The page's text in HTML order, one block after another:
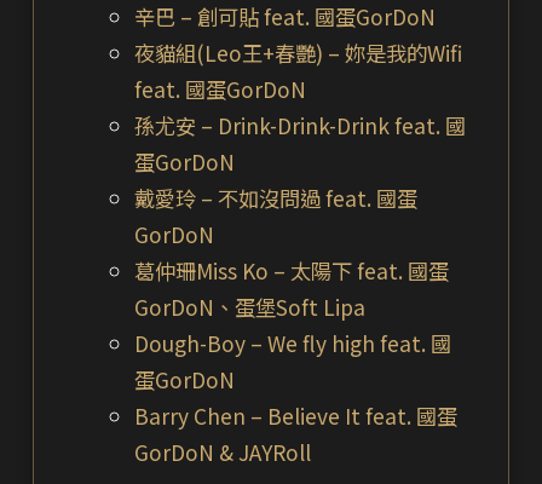
辛巴 – 創可貼 feat. 國蛋GorDoN
夜貓組(Leo王+春艷) – 妳是我的Wifi
feat. 國蛋GorDoN
孫尤安 – Drink-Drink-Drink feat. 國
蛋GorDoN
戴愛玲 – 不如沒問過 feat. 國蛋
GorDoN
葛仲珊Miss Ko – 太陽下 feat. 國蛋
GorDoN、蛋堡Soft Lipa
Dough-Boy – We fly high feat. 國
蛋GorDoN
Barry Chen – Believe It feat. 國蛋
GorDoN & JAYRoll